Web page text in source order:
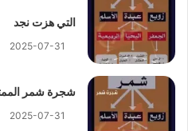
التي هزت نجد
2025-07-31
شجرة شمر
2025-07-31